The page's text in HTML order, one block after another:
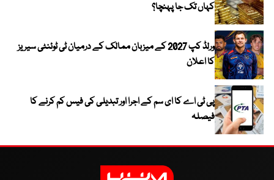
کہاں تک جا پہنچا؟
ورلڈ کپ 2027 کے میزبان ممالک کے درمیان ٹی ٹوئنٹی سیریز
کا اعلان
پی ٹی اے کا ای سم کے اجرا اور تبدیلی کی فیس کم کرنے کا
فیصلہ